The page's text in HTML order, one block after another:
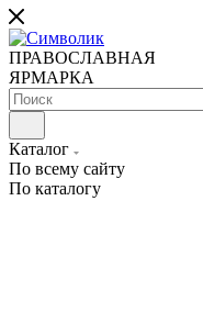
ПРАВОСЛАВНАЯ
ЯРМАРКА
Каталог
По всему сайту
По каталогу